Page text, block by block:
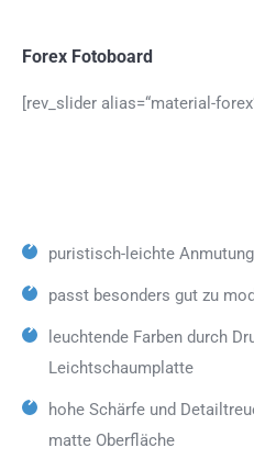
Forex Fotoboard
[rev_slider alias=“material-
puristisch-leichte Anmutung
passt besonders gut zu
leuchtende Farben durch
Leichtschaumplatte
hohe Schärfe und
matte Oberfläche